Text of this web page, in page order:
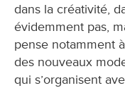
dans la créativité,
évidemment pas,
pense notamment
des nouveaux
qui s’organisent